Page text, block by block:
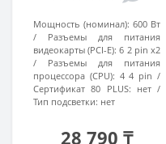
Мощность (номинал): 600 Вт
Разъемы для питания
видеокарты (PCI-E): 6 2 pin x2
Разъемы для питания
процессора (CPU): 4 4 pin
Сертификат 80 PLUS: нет
Тип подсветки: нет
28 790 ₸